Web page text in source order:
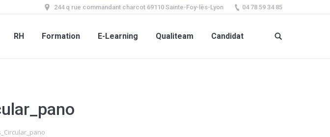
244 q rue commandant charcot 69110 Sainte-Foy-lès-Lyon 04 78 59 34 85
RH Formation E-Learning Qualiteam Candidat